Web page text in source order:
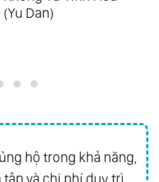
Hits Vol.2 - Hits From
Sometime
hộ trong khả năng,